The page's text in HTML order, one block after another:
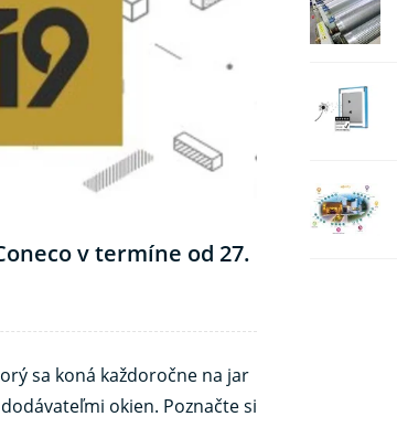
v termíne od 27.
sa koná každoročne na jar
okien. Poznačte si